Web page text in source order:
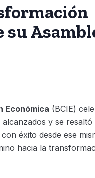
Económica (BCIE)
y se resaltó
éxito desde ese
hacia la